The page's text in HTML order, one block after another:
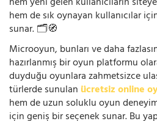
hem de sık oynayan kullanıcılar
sunar. 🗂️🧭
Microoyun, bunları ve daha
hazırlanmış bir oyun platformu
duyduğu oyunlara zahmetsizce
türlerde sunulan ücretsiz online
hem de uzun soluklu oyun
için geniş bir seçenek sunar. Bu